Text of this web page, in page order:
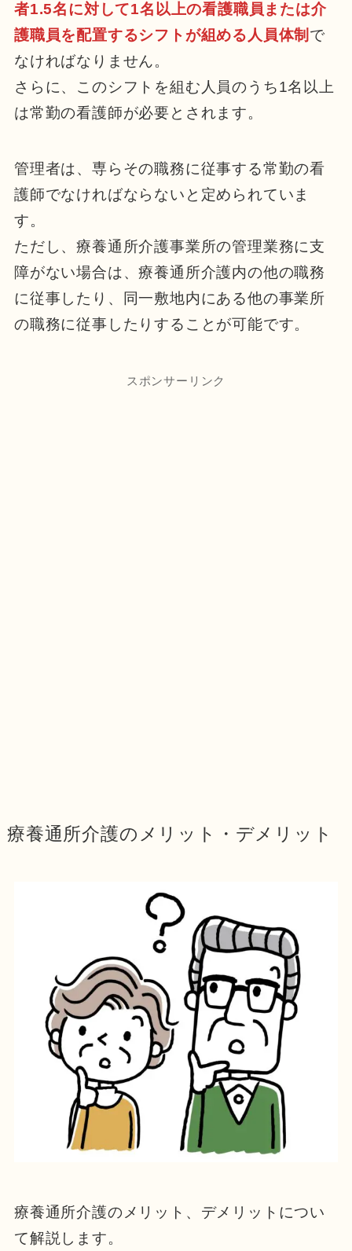
者1.5名に対して1名以上の看護職員または介
護職員を配置するシフトが組める人員体制 で
なければなりません。
さらに、このシフトを組む人員のうち1名以上
は常勤の看護師が必要とされます。
管理者は、専らその職務に従事する常勤の看
護師でなければならないと定められていま
す。
ただし、療養通所介護事業所の管理業務に支
障がない場合は、療養通所介護内の他の職務
に従事したり、同一敷地内にある他の事業所
の職務に従事したりすることが可能です。
スポンサーリンク
療養通所介護のメリット・デメリット
療養通所介護のメリット、デメリットについ
て解説します。